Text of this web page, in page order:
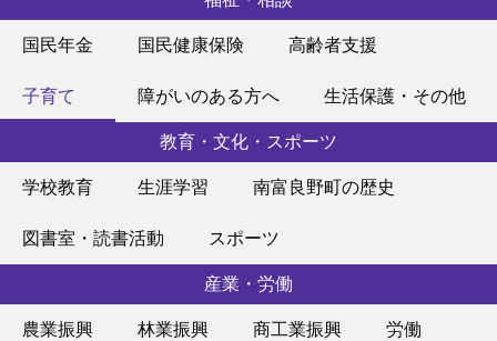
国民年金 国民健康保険 高齢者支援
子育て 障がいのある方へ 生活保護・その他
教育・文化・スポーツ
学校教育 生涯学習 南富良野町の歴史
図書室・読書活動 スポーツ
産業・労働
農業振興 林業振興 商工業振興 労働